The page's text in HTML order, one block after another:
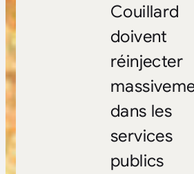
Couillard
doivent
réinjecter
dans les
services
publics